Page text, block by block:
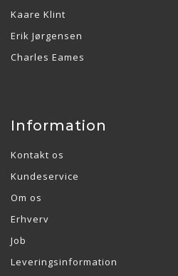
Kaare Klint
Erik Jørgensen
Charles Eames
Information
Kontakt os
Kundeservice
Om os
Erhverv
Job
Leveringsinformation